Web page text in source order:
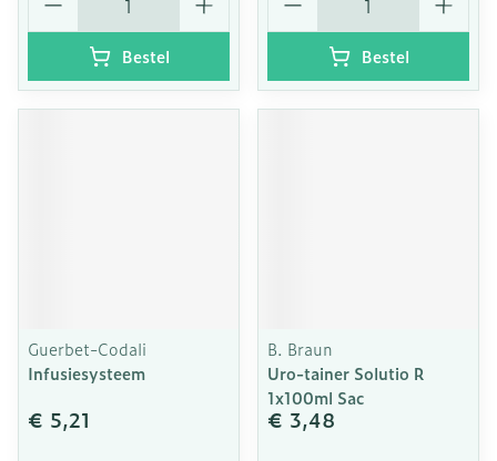
Bestel Bestel
Guerbet-Codali
Infusiesysteem
€ 5,21
B. Braun
Uro-tainer Solutio R
1x100ml Sac
€ 3,48